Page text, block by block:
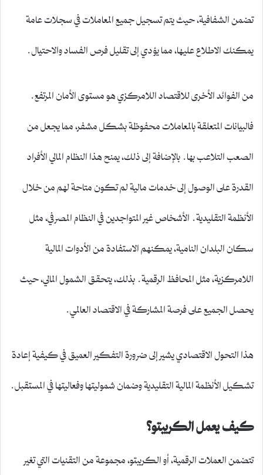
تضمن الشفافية، حيث يتم تسجيل جميع المعاملات في سجلات عامة
يمكنك الاطلاع عليها، مما يؤدي إلى تقليل فرص الفساد والاحتيال.
من الفوائد الأخرى للاقتصاد اللامركزي هو مستوى الأمان المرتفع.
فالبيانات المتعلقة بالمعاملات محفوظة بشكل مشفر، مما يجعل من
الصعب التلاعب بها. بالإضافة إلى ذلك، يمنح هذا النظام المالي الأفراد
القدرة على الوصول إلى خدمات مالية لم تكون متاحة لهم من خلال
الأنظمة التقليدية. الأشخاص غير المتواجدين في النظام المصرفي، مثل
سكان البلدان النامية، يمكنهم الاستفادة من الأدوات المالية
اللامركزية، مثل المحافظ الرقمية. بذلك، يتحقق الشمول المالي، حيث
يحصل الجميع على فرصة المشاركة في الاقتصاد العالمي.
هذا التحول الاقتصادي يشير إلى ضرورة التفكير العميق في كيفية إعادة
تشكيل الأنظمة المالية التقليدية وضمان شموليتها وفعاليتها في المستقبل.
كيف يعمل الكريبتو؟
تتضمن العملات الرقمية، أو الكريبتو، مجموعة من التقنيات التي تغير